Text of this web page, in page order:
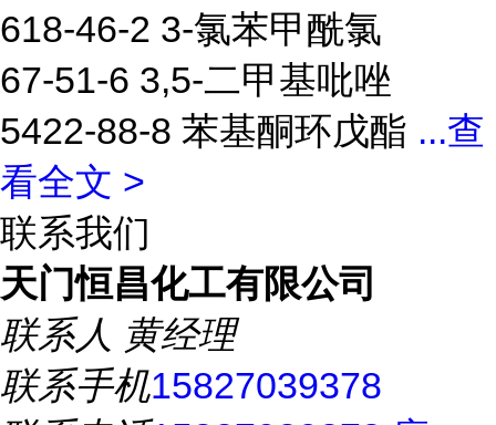
618-46-2 3-氯苯甲酰氯
67-51-6 3,5-二甲基吡唑
5422-88-8 苯基酮环戊酯 ...查
看全文 >
联系我们
天门恒昌化工有限公司
联系人 黄经理
联系手机15827039378